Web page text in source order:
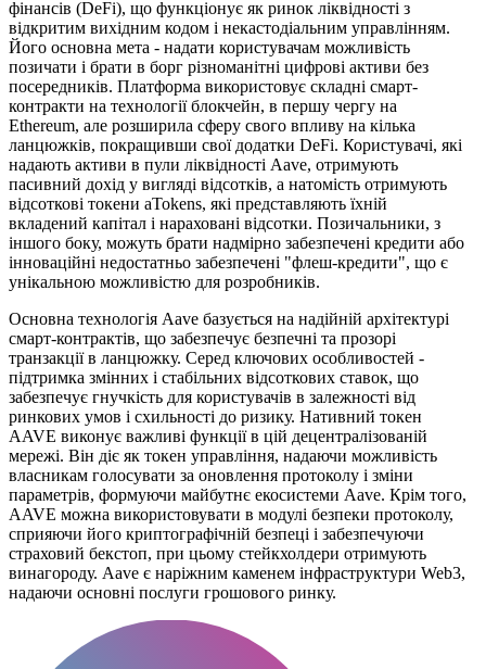
фінансів (DeFi), що функціонує як ринок ліквідності з
відкритим вихідним кодом і некастодіальним управлінням.
Його основна мета - надати користувачам можливість
позичати і брати в борг різноманітні цифрові активи без
посередників. Платформа використовує складні смарт-
контракти на технології блокчейн, в першу чергу на
Ethereum, але розширила сферу свого впливу на кілька
ланцюжків, покращивши свої додатки DeFi. Користувачі, які
надають активи в пули ліквідності Aave, отримують
пасивний дохід у вигляді відсотків, а натомість отримують
відсоткові токени aTokens, які представляють їхній
вкладений капітал і нараховані відсотки. Позичальники, з
іншого боку, можуть брати надмірно забезпечені кредити або
інноваційні недостатньо забезпечені "флеш-кредити", що є
унікальною можливістю для розробників.
Основна технологія Aave базується на надійній архітектурі
смарт-контрактів, що забезпечує безпечні та прозорі
транзакції в ланцюжку. Серед ключових особливостей -
підтримка змінних і стабільних відсоткових ставок, що
забезпечує гнучкість для користувачів в залежності від
ринкових умов і схильності до ризику. Нативний токен
AAVE виконує важливі функції в цій децентралізованій
мережі. Він діє як токен управління, надаючи можливість
власникам голосувати за оновлення протоколу і зміни
параметрів, формуючи майбутнє екосистеми Aave. Крім того,
AAVE можна використовувати в модулі безпеки протоколу,
сприяючи його криптографічній безпеці і забезпечуючи
страховий бекстоп, при цьому стейкхолдери отримують
винагороду. Aave є наріжним каменем інфраструктури Web3,
надаючи основні послуги грошового ринку.